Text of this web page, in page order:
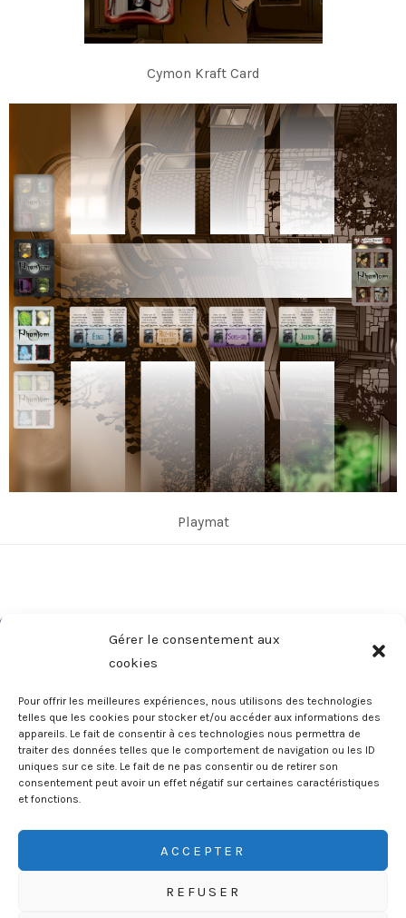
Gérer le consentement aux
cookies
Pour offrir les meilleures expériences, nous utilisons des technologies
telles que les cookies pour stocker et/ou accéder aux informations des
appareils. Le fait de consentir à ces technologies nous permettra de
traiter des données telles que le comportement de navigation ou les ID
uniques sur ce site. Le fait de ne pas consentir ou de retirer son
consentement peut avoir un effet négatif sur certaines caractéristiques
et fonctions.
ACCEPTER
REFUSER
Cymon Kraft Card
Playmat
Copyright © 2026 Ludonaute | Les Explorateurs Ludiques